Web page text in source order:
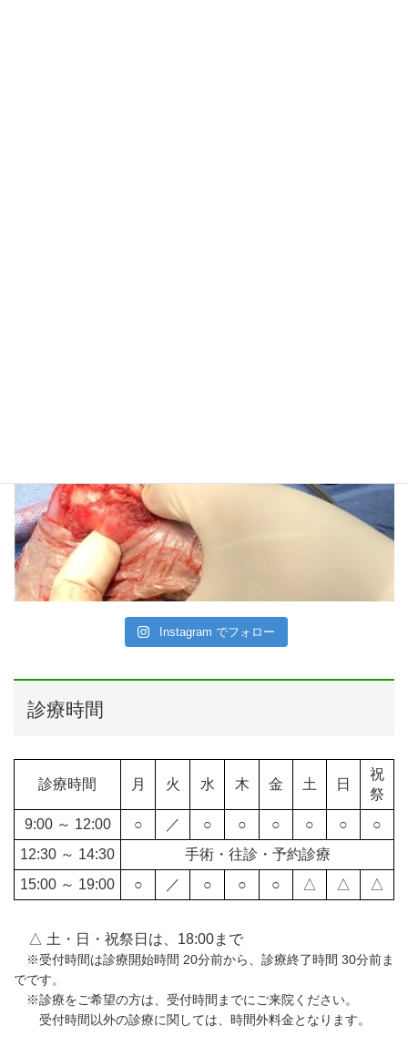
Instagram でフォロー
診療時間
診療時間 月 火 水 木 金 土 日
祝
祭
9:00 ～ 12:00
○ ／ ○ ○ ○ ○ ○
○
12:30 ～ 14:30
手術・往診・予約診療
15:00 ～ 19:00
○ ／ ○ ○ ○ △ △ △
△ 土・日・祝祭日は、18:00まで
※受付時間は診療開始時間 20分前から、診療終了時間 30分前ま
でです。
※診療をご希望の方は、受付時間までにご来院ください。
受付時間以外の診療に関しては、時間外料金となります。